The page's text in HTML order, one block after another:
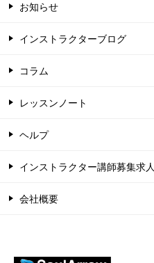
お知らせ
インストラクターブログ
コラム
レッスンノート
ヘルプ
インストラクター講師募集求人
会社概要